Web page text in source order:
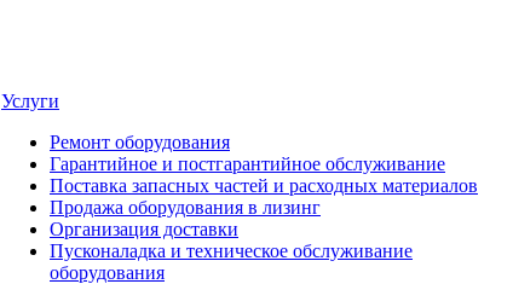
Услуги
Ремонт оборудования
Гарантийное и постгарантийное обслуживание
Поставка запасных частей и расходных материалов
Продажа оборудования в лизинг
Организация доставки
Пусконаладка и техническое обслуживание
оборудования